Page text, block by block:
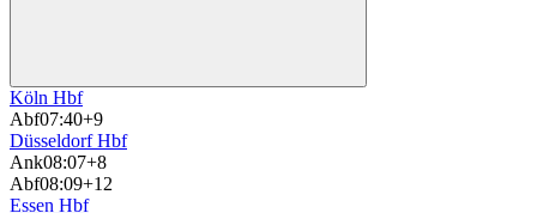
Köln Hbf
Abf07:40+9
Düsseldorf Hbf
Ank08:07+8
Abf08:09+12
Essen Hbf